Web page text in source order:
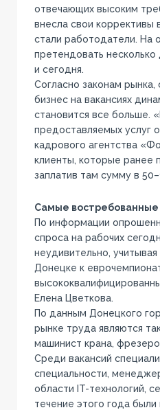
отвечающих высоким
внесла свои коррективы
стали работодатели. На
претендовать несколько
и сегодня.
Согласно законам
бизнес на вакансиях
становится все больше.
предоставляемых услуг
кадрового агентства
клиенты, которые ранее
заплатив там сумму в
Самые востребованные
По информации
спроса на рабочих
неудивительно,
Донецке к
Елена Цветкова.
По данным Донецкого
рынке труда являются
машинист крана,
Среди вакансий
специальности,
области IT-технологий,
течение этого года